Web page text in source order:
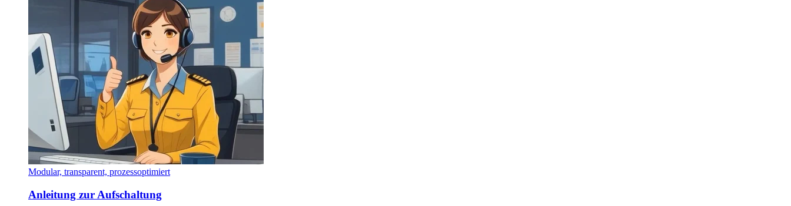
Modular, transparent, prozessoptimiert
Anleitung zur Aufschaltung